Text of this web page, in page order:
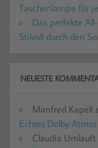
Taschenlampe für
Das perfekte
Stilvoll durch den
NEUESTE
Manfred Kapell
Echtes Dolby
Claudia Umlauft